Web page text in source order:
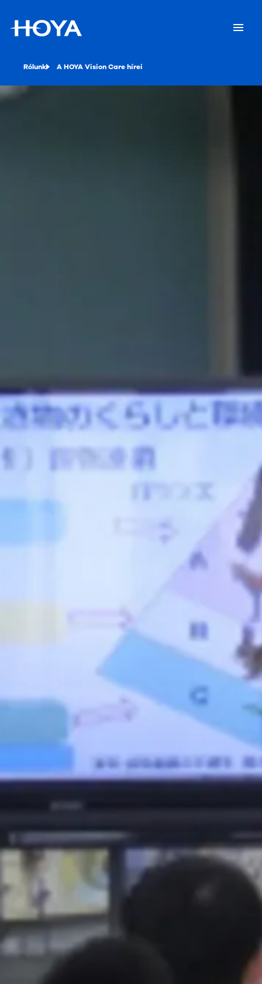
Rólunk A HOYA Vision Care hírei